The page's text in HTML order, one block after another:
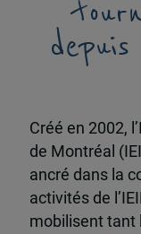
Créé en 2002,
de Montréal
ancré dans la
activités de
mobilisent tant